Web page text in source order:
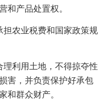
和产品处置权。
担农业税费和国家政策规
利用土地，不得掠夺性
害，并负责保护好承包
和群众财产。